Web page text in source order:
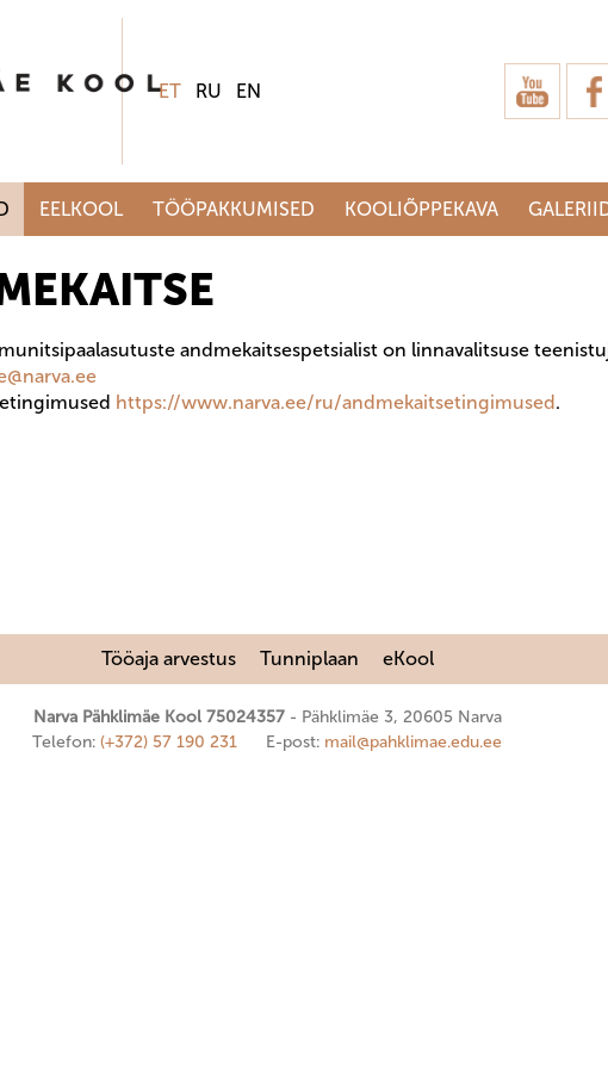
ET RU EN
EELKOOL TÖÖPAKKUMISED KOOLIÕPPEKAVA
andmekaitsespetsialist on linnavalitsuse
https://www.narva.ee/ru/andmekaitsetingimused.
Tööaja arvestus Tunniplaan eKool
Narva Pähklimäe Kool 75024357
Pähklimäe 3, 20605 Narva
Telefon: (+372) 57 190 231 E-post: mail@pahklimae.edu.ee